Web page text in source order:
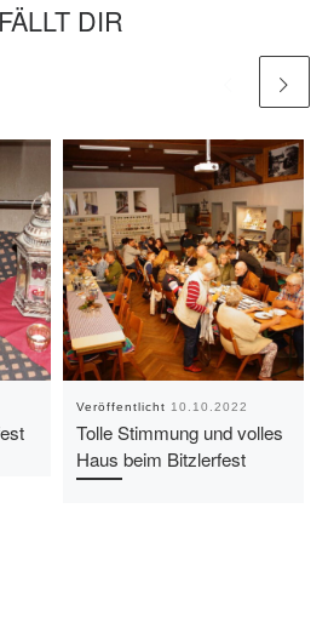
DIR
Veröffentlicht 10.10.2022
Tolle Stimmung und volles
Haus beim Bitzlerfest